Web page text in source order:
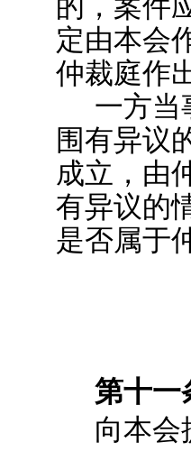
的，案件
定由本会
仲裁庭作
一方当
围有异议
成立，由
有异议的
是否属于
第十一
向本会